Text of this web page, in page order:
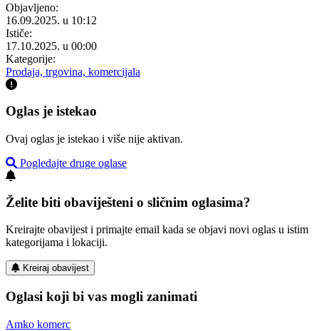
Objavljeno:
16.09.2025. u 10:12
Ističe:
17.10.2025. u 00:00
Kategorije:
Prodaja, trgovina, komercijala
Oglas je istekao
Ovaj oglas je istekao i više nije aktivan.
Pogledajte druge oglase
Želite biti obaviješteni o sličnim oglasima?
Kreirajte obavijest i primajte email kada se objavi novi oglas u istim
kategorijama i lokaciji.
Kreiraj obavijest
Oglasi koji bi vas mogli zanimati
Amko komerc